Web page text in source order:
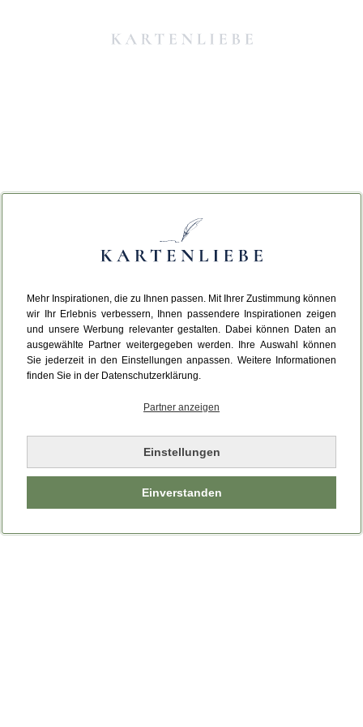
Mehr Inspirationen, die zu Ihnen passen. Mit Ihrer Zustimmung können
wir Ihr Erlebnis verbessern, Ihnen passendere Inspirationen zeigen
und unsere Werbung relevanter gestalten. Dabei können Daten an
ausgewählte Partner weitergegeben werden. Ihre Auswahl können
Sie jederzeit in den Einstellungen anpassen. Weitere Informationen
finden Sie in der Datenschutzerklärung.
Partner anzeigen
Einstellungen
Einverstanden
Da ist etwas schiefgelaufen.
Leider ist ein technischer Fehler aufgetreten.
Bitte laden Sie die Seite neu.